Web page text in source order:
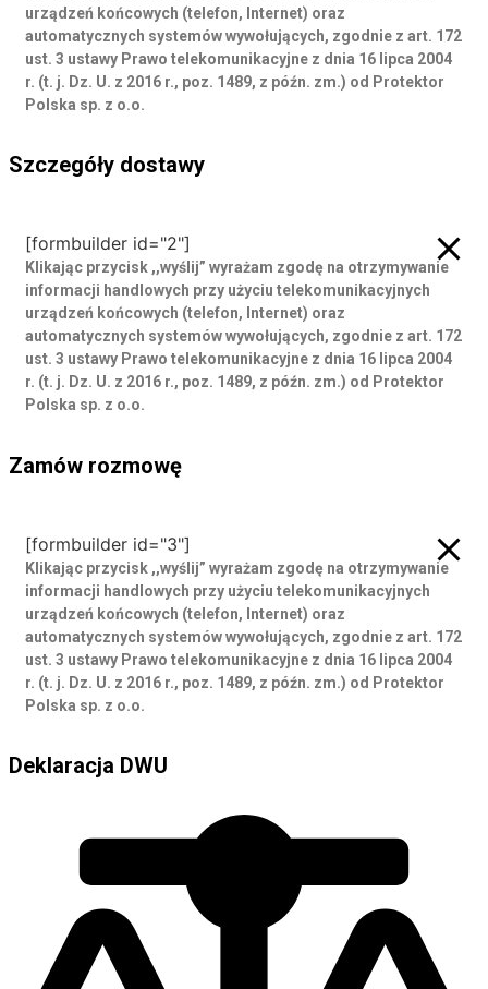
urządzeń końcowych (telefon, Internet) oraz
automatycznych systemów wywołujących, zgodnie z art. 172
ust. 3 ustawy Prawo telekomunikacyjne z dnia 16 lipca 2004
r. (t. j. Dz. U. z 2016 r., poz. 1489, z późn. zm.) od Protektor
Polska sp. z o.o.
Szczegóły dostawy
[formbuilder id="2"]
Klikając przycisk ,,wyślij” wyrażam zgodę na otrzymywanie
informacji handlowych przy użyciu telekomunikacyjnych
urządzeń końcowych (telefon, Internet) oraz
automatycznych systemów wywołujących, zgodnie z art. 172
ust. 3 ustawy Prawo telekomunikacyjne z dnia 16 lipca 2004
r. (t. j. Dz. U. z 2016 r., poz. 1489, z późn. zm.) od Protektor
Polska sp. z o.o.
Zamów rozmowę
[formbuilder id="3"]
Klikając przycisk ,,wyślij” wyrażam zgodę na otrzymywanie
informacji handlowych przy użyciu telekomunikacyjnych
urządzeń końcowych (telefon, Internet) oraz
automatycznych systemów wywołujących, zgodnie z art. 172
ust. 3 ustawy Prawo telekomunikacyjne z dnia 16 lipca 2004
r. (t. j. Dz. U. z 2016 r., poz. 1489, z późn. zm.) od Protektor
Polska sp. z o.o.
Deklaracja DWU